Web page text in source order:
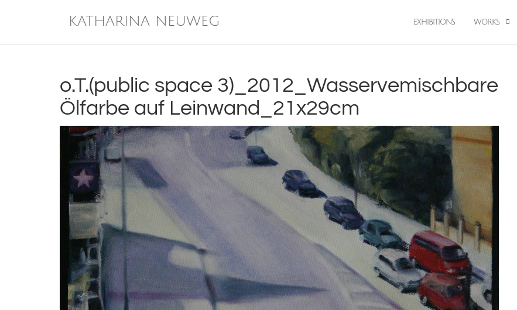
KATHARINA NEUWEG EXHIBITIONS WORKS
o.T.(public space 3)_2012_Wasservemischbare
Ölfarbe auf Leinwand_21x29cm